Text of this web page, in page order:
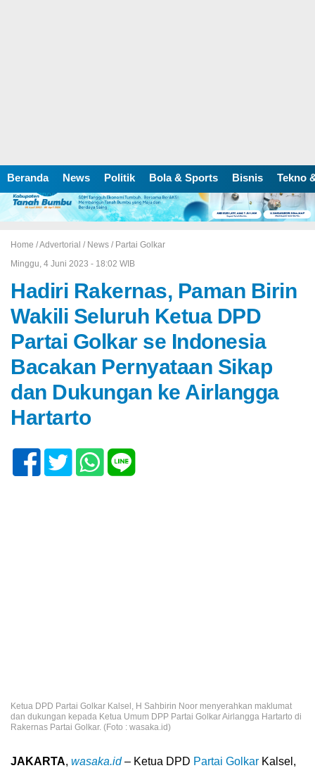
Beranda News Politik Bola & Sports Bisnis Tekno
Home /Advertorial / News / Partai Golkar
Minggu, 4 Juni 2023 - 18:02 WIB
Hadiri Rakernas, Paman Birin
Wakili Seluruh Ketua DPD
Partai Golkar se Indonesia
Bacakan Pernyataan Sikap
dan Dukungan ke Airlangga
Hartarto
Ketua DPD Partai Golkar Kalsel, H Sahbirin Noor menyerahkan maklumat
dan dukungan kepada Ketua Umum DPP Partai Golkar Airlangga Hartarto di
Rakernas Partai Golkar. (Foto : wasaka.id)
JAKARTA, wasaka.id– Ketua DPD Partai Golkar Kalsel,